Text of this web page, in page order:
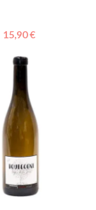
15,90€